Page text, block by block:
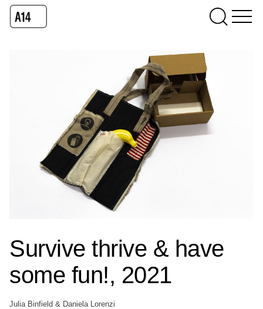
Survive thrive & have
some fun!, 2021
Julia Binfield & Daniela Lorenzi